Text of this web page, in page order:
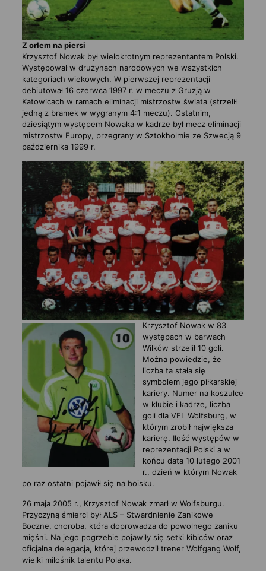
Z orłem na piersi
Krzysztof Nowak był wielokrotnym reprezentantem Polski.
Występował w drużynach narodowych we wszystkich
kategoriach wiekowych. W pierwszej reprezentacji
debiutował 16 czerwca 1997 r. w meczu z Gruzją w
Katowicach w ramach eliminacji mistrzostw świata (strzelił
jedną z bramek w wygranym 4:1 meczu). Ostatnim,
dziesiątym występem Nowaka w kadrze był mecz eliminacji
mistrzostw Europy, przegrany w Sztokholmie ze Szwecją 9
października 1999 r.
Krzysztof Nowak w 83
występach w barwach
Wilków strzelił 10 goli.
Można powiedzie, że
liczba ta stała się
symbolem jego piłkarskiej
kariery. Numer na koszulce
w klubie i kadrze, liczba
goli dla VFL Wolfsburg, w
którym zrobił największa
karierę. Ilość występów w
reprezentacji Polski a w
końcu data 10 lutego 2001
r., dzień w którym Nowak
po raz ostatni pojawił się na boisku.
26 maja 2005 r., Krzysztof Nowak zmarł w Wolfsburgu.
Przyczyną śmierci był ALS – Stwardnienie Zanikowe
Boczne, choroba, która doprowadza do powolnego zaniku
mięśni. Na jego pogrzebie pojawiły się setki kibiców oraz
oficjalna delegacja, której przewodził trener Wolfgang Wolf,
wielki miłośnik talentu Polaka.